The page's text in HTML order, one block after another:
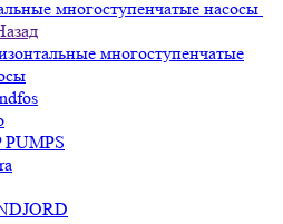
многоступенчатые насосы
многоступенчатые
PUMPS